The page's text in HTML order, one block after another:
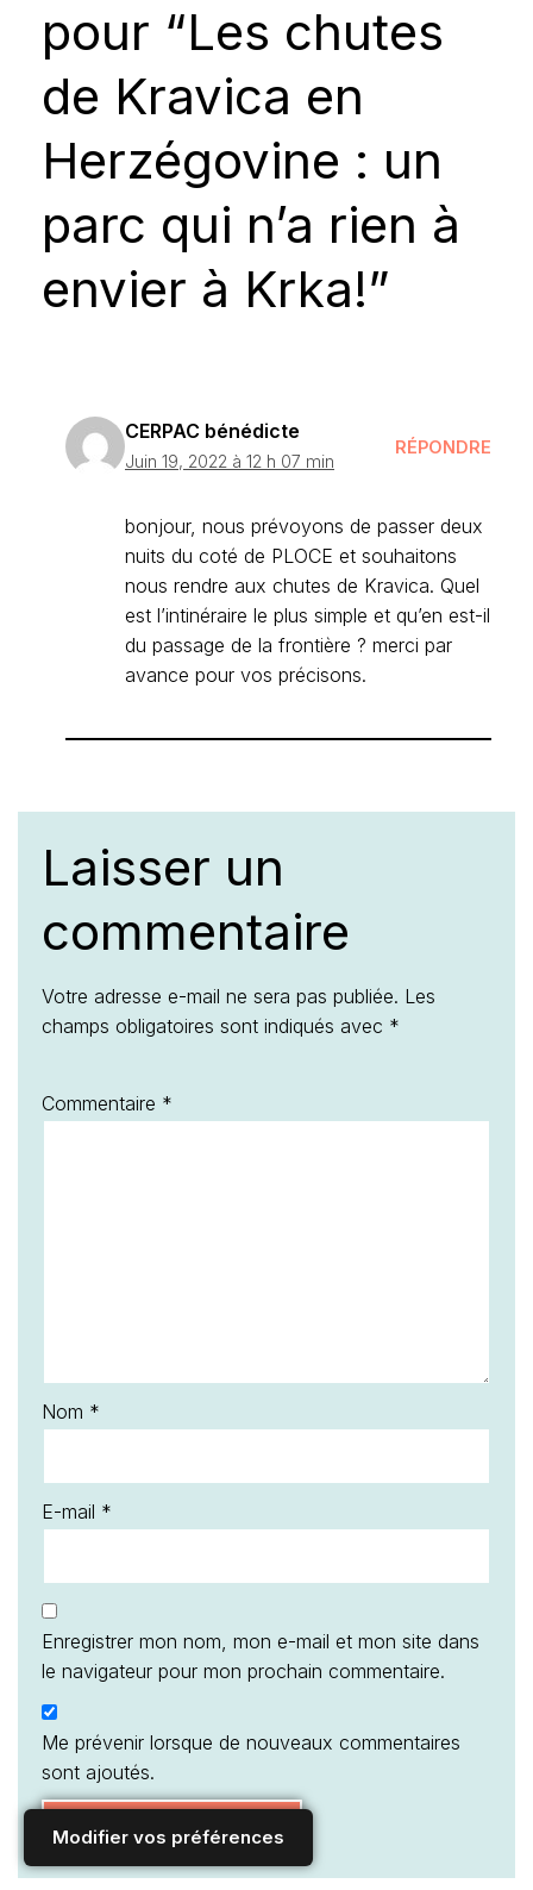
Modifier vos préférences
pour “Les chutes
de Kravica en
Herzégovine : un
parc qui n’a rien à
envier à Krka!”
CERPAC bénédicte
Juin 19, 2022 à 12 h 07 min
RÉPONDRE
bonjour, nous prévoyons de passer deux
nuits du coté de PLOCE et souhaitons
nous rendre aux chutes de Kravica. Quel
est l’intinéraire le plus simple et qu’en est-il
du passage de la frontière ? merci par
avance pour vos précisons.
Laisser un
commentaire
Votre adresse e-mail ne sera pas publiée. Les
champs obligatoires sont indiqués avec *
Commentaire *
Nom *
E-mail *
Enregistrer mon nom, mon e-mail et mon site dans
le navigateur pour mon prochain commentaire.
Me prévenir lorsque de nouveaux commentaires
sont ajoutés.